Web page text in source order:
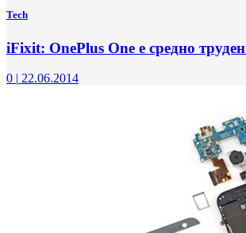
Tech
iFixit: OnePlus One е средно
0 | 22.06.2014